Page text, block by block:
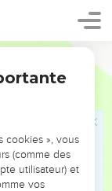
ne se mettait à
et sa propre
cuirasse, et le
des habits de
quelqu'un
adversaires, et
cookies », vous
(comme des
utilisateur) et
vos